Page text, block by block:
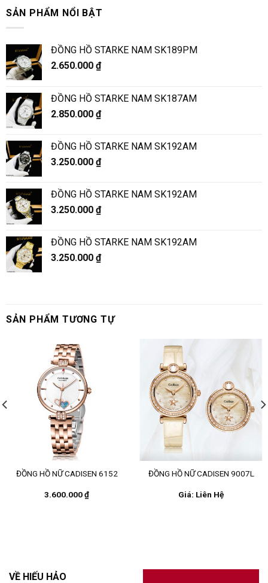
SẢN PHẨM NỔI BẬT
ĐỒNG HỒ STARKE NAM SK189PM
2.650.000 ₫
ĐỒNG HỒ STARKE NAM SK187AM
2.850.000 ₫
ĐỒNG HỒ STARKE NAM SK192AM
3.250.000 ₫
ĐỒNG HỒ STARKE NAM SK192AM
3.250.000 ₫
ĐỒNG HỒ STARKE NAM SK192AM
3.250.000 ₫
SẢN PHẨM TƯƠNG TỰ
ĐỒNG HỒ NỮ CADISEN 6152
3.600.000₫
ĐỒNG HỒ NỮ CADISEN 9007L
Giá: Liên Hệ
VỀ HIẾU HẢO